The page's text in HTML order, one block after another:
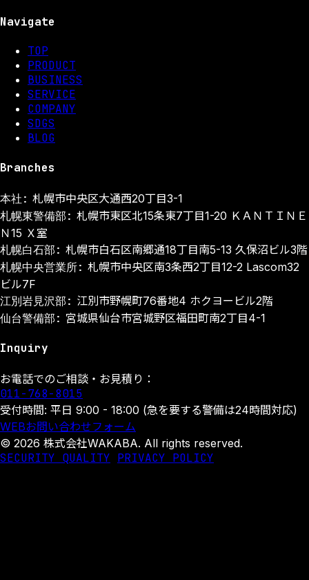
Navigate
TOP
PRODUCT
BUSINESS
SERVICE
COMPANY
SDGS
BLOG
Branches
本社: 札幌市中央区大通西20丁目3-1
札幌東警備部: 札幌市東区北15条東7丁目1-20 ＫＡＮＴＩＮＥ
Ｎ15 Ｘ室
札幌白石部: 札幌市白石区南郷通18丁目南5-13 久保沼ビル3階
札幌中央営業所: 札幌市中央区南3条西2丁目12-2 Lascom32
ビル7F
江別岩見沢部: 江別市野幌町76番地4 ホクヨービル2階
仙台警備部: 宮城県仙台市宮城野区福田町南2丁目4-1
Inquiry
お電話でのご相談・お見積り：
011-768-8015
受付時間: 平日 9:00 - 18:00 (急を要する警備は24時間対応)
WEBお問い合わせフォーム
© 2026 株式会社WAKABA. All rights reserved.
SECURITY QUALITY PRIVACY POLICY